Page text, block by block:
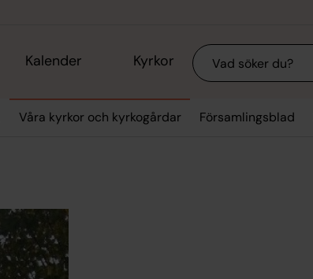
Kalender Kyrkor Sök
Våra kyrkor och kyrkogårdar Församlingsblad